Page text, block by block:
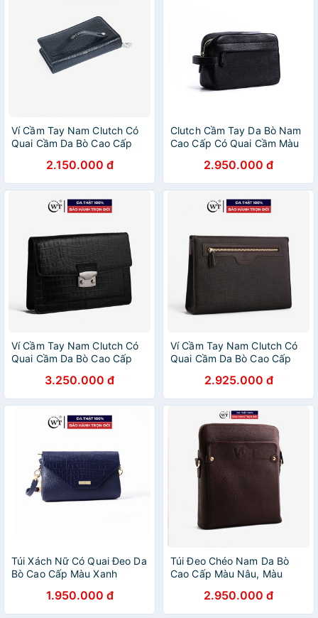
Ví Cầm Tay Nam Clutch Có
Quai Cầm Da Bò Cao Cấp
0937022.150.000 đ
Clutch Cầm Tay Da Bò Nam
Cao Cấp Có Quai Cầm Màu
GOLFIE WT Leather
070111101, 070111102,
070111107
2.950.000 đ
Ví Cầm Tay Nam Clutch Có
Quai Cầm Da Bò Cao Cấp
0700700023.250.000 đ
Ví Cầm Tay Nam Clutch Có
Quai Cầm Da Bò Cao Cấp
WT Leather 070081101,
070081107
2.925.000 đ
Túi Xách Nữ Có Quai Đeo Da
Bò Cao Cấp Màu Xanh
Leather 0935.7, 0935.2,
093533
1.950.000 đ
Túi Đeo Chéo Nam Da Bò
Cao Cấp Màu Nâu, Màu
WT Leather 090011201,
090013002, 090011213
2.950.000 đ